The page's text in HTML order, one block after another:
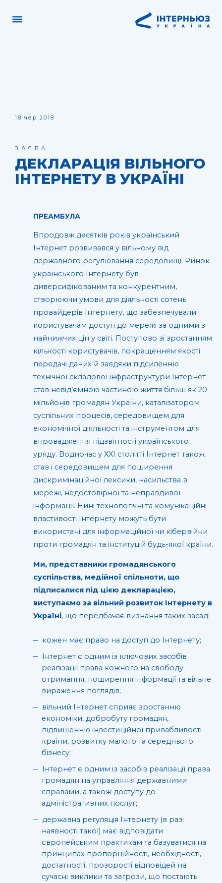
18 чер 2018
ЗАЯВА
ДЕКЛАРАЦІЯ ВІЛЬНОГО
ІНТЕРНЕТУ В УКРАЇНІ
ПРЕАМБУЛА
Впродовж десятків років український
Інтернет розвивався у вільному від
державного регулювання середовищі. Ринок
українського Інтернету був
диверсифікованим та конкурентним,
створюючи умови для діяльності сотень
провайдерів Інтернету, що забезпечували
користувачам доступ до мережі за одними з
найнижчих цін у світі. Поступово зі зростанням
кількості користувачів, покращенням якості
передачі даних й завдяки підсиленню
технічної складової інфраструктури Інтернет
став невід’ємною частиною життя більш як 20
мільйонів громадян України, каталізатором
суспільних процесів, середовищем для
економічної діяльності та інструментом для
впровадження підзвітності українського
уряду. Водночас у XXI столітті Інтернет також
став і середовищем для поширення
дискримінаційної лексики, насильства в
мережі, недостовірної та неправдивої
інформації. Нині технологічні та комунікаційні
властивості Інтернету можуть бути
використані для інформаційної чи кібервійни
проти громадян та інституцій будь-якої країни.
Ми, представники громадянського
суспільства, медійної спільноти, що
підписалися під цією декларацією,
виступаємо за вільний розвиток Інтернету в
Україні, що передбачає визнання таких засад:
кожен має право на доступ до Інтернету;
Інтернет є одним із ключових засобів
реалізації права кожного на свободу
отримання, поширення інформації та вільне
вираження поглядів;
вільний Інтернет сприяє зростанню
економіки, добробуту громадян,
підвищенню інвестиційної привабливості
країни, розвитку малого та середнього
бізнесу;
Інтернет є одним із засобів реалізації права
громадян на управління державними
справами, а також доступу до
адміністративних послуг;
державна регуляція Інтернету (в разі
наявності такої) має відповідати
європейським практикам та базуватися на
принципах пропорційності, необхідності,
достатності, прозорості відповідей на
сучасні виклики та загрози, що постають